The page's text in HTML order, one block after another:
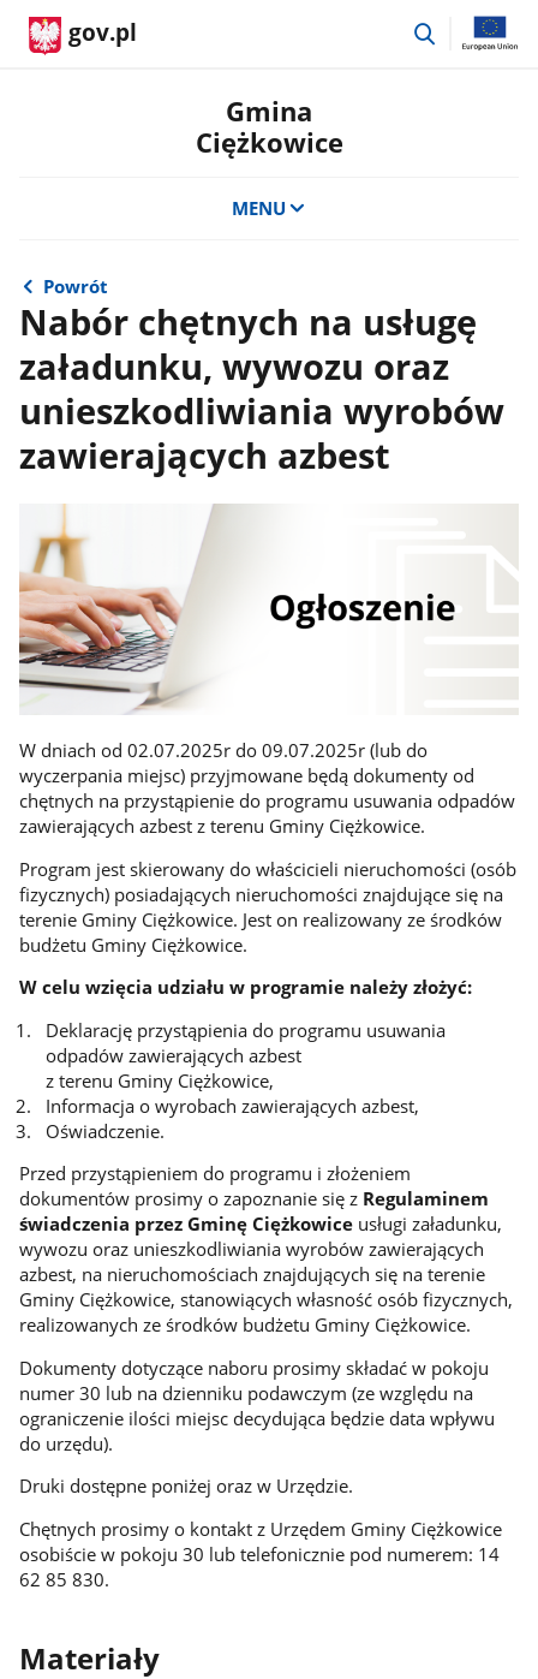
gov.pl
przejdź
Gmina
Ciężkowice
MENU
Powrót
Nabór chętnych na usługę
załadunku, wywozu oraz
unieszkodliwiania wyrobów
zawierających azbest
W dniach od 02.07.2025r do 09.07.2025r (lub do
wyczerpania miejsc) przyjmowane będą dokumenty od
chętnych na przystąpienie do programu usuwania odpadów
zawierających azbest z terenu Gminy Ciężkowice.
Program jest skierowany do właścicieli nieruchomości (osób
fizycznych) posiadających nieruchomości znajdujące się na
terenie Gminy Ciężkowice. Jest on realizowany ze środków
budżetu Gminy Ciężkowice.
W celu wzięcia udziału w programie należy złożyć:
Deklarację przystąpienia do programu usuwania
odpadów zawierających azbest
z terenu Gminy Ciężkowice,
Informacja o wyrobach zawierających azbest,
Oświadczenie.
Przed przystąpieniem do programu i złożeniem
dokumentów prosimy o zapoznanie się z Regulaminem
świadczenia przez Gminę Ciężkowice usługi załadunku,
wywozu oraz unieszkodliwiania wyrobów zawierających
azbest, na nieruchomościach znajdujących się na terenie
Gminy Ciężkowice, stanowiących własność osób fizycznych,
realizowanych ze środków budżetu Gminy Ciężkowice.
Dokumenty dotyczące naboru prosimy składać w pokoju
numer 30 lub na dzienniku podawczym (ze względu na
ograniczenie ilości miejsc decydująca będzie data wpływu
do urzędu).
Druki dostępne poniżej oraz w Urzędzie.
Chętnych prosimy o kontakt z Urzędem Gminy Ciężkowice
osobiście w pokoju 30 lub telefonicznie pod numerem: 14
62 85 830.
Materiały